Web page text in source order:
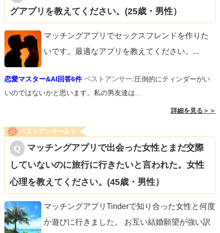
グアプリを教えてください。(25歳・男性）
マッチングアプリでセックスフレンドを作りた
いです。最適なアプリを教えてください。 ...
恋愛マスター&AI回答6件 ベストアンサー:圧倒的にティンダーがい
いのではないかと思います。私の男友達は...
詳細を見る＞＞
ベストアンサーあり
マッチングアプリで出会った女性とまだ交際
していないのに旅行に行きたいと言われた。女性
心理を教えてください。(45歳・男性）
マッチングアプリTinderで知り合った女性と何度
か遊びに行きました。 お互い結婚願望が強い訳